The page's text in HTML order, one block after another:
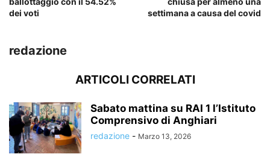
dei voti
settimana a causa del covid
redazione
ARTICOLI CORRELATI
Sabato mattina su RAI 1 l’Istituto
Comprensivo di Anghiari
redazione - Marzo 13, 2026